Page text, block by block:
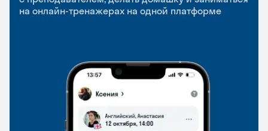
на онлайн-тренажерах на одной платформе
чтобы заниматься и изучать новые слова где
и когда удобно
Групповые занятия для разговорной практики
и индивидуальные встречи с преподавателями